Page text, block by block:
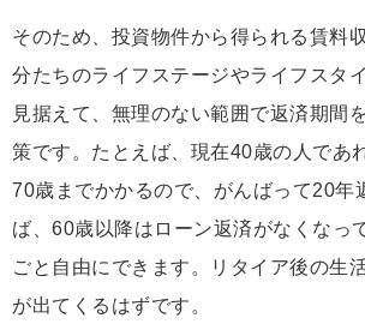
そのため、投資物件から得られる賃料
分たちのライフステージやライフスタ
見据えて、無理のない範囲で返済期間
策です。たとえば、現在40歳の人であ
70歳までかかるので、がんばって20年
ば、60歳以降はローン返済がなくなっ
ごと自由にできます。リタイア後の生
が出てくるはずです。